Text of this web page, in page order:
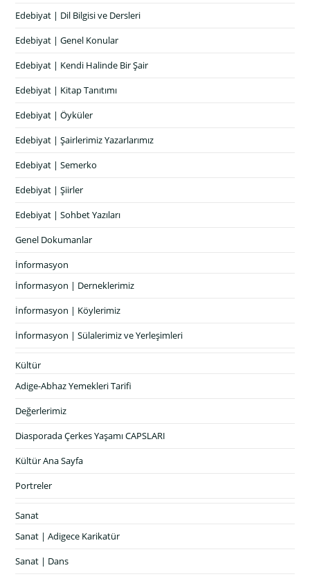
Edebiyat | Dil Bilgisi ve Dersleri
Edebiyat | Genel Konular
Edebiyat | Kendi Halinde Bir Şair
Edebiyat | Kitap Tanıtımı
Edebiyat | Öyküler
Edebiyat | Şairlerimiz Yazarlarımız
Edebiyat | Semerko
Edebiyat | Şiirler
Edebiyat | Sohbet Yazıları
Genel Dokumanlar
İnformasyon
İnformasyon | Derneklerimiz
İnformasyon | Köylerimiz
İnformasyon | Sülalerimiz ve Yerleşimleri
Kültür
Adige-Abhaz Yemekleri Tarifi
Değerlerimiz
Diasporada Çerkes Yaşamı CAPSLARI
Kültür Ana Sayfa
Portreler
Sanat
Sanat | Adigece Karikatür
Sanat | Dans